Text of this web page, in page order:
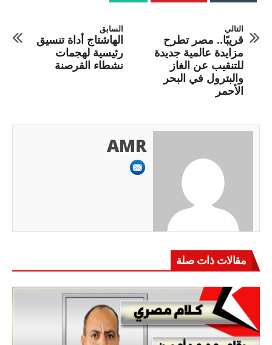
السابق
الهاشتاج أداة تنسيق
رئيسية لهجمات
نشطاء القرصنة
التالي
قريبًا.. مصر تطرح
مزايدة عالمية جديدة
للتنقيب عن الغاز
والبترول في البحر
الأحمر
AMR
مقالات ذات صلة